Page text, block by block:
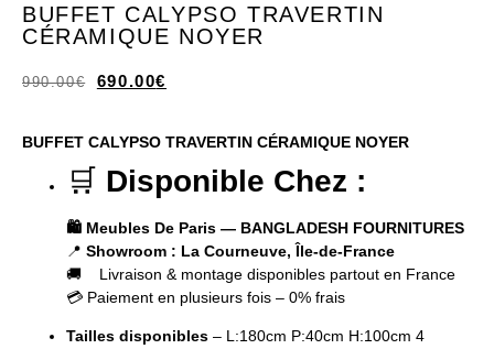
BUFFET CALYPSO TRAVERTIN
CÉRAMIQUE NOYER
990.00€ 690.00€
BUFFET CALYPSO TRAVERTIN CÉRAMIQUE NOYER
🛒 Disponible Chez :
🛍️ Meubles De Paris — BANGLADESH FOURNITURES
📍 Showroom : La Courneuve, Île-de-France
🚚 Livraison & montage disponibles partout en France
💳 Paiement en plusieurs fois – 0% frais
Tailles disponibles – L:180cm P:40cm H:100cm 4